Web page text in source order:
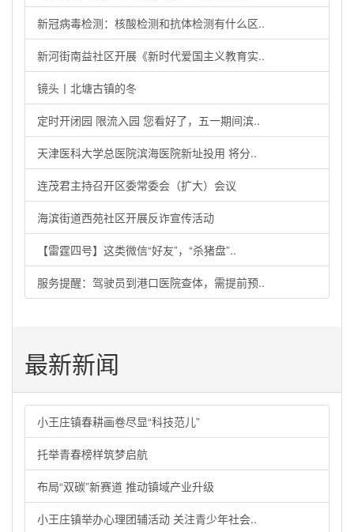
新冠病毒检测：核酸检测和抗体检测有什么区..
新河街南益社区开展《新时代爱国主义教育实..
镜头丨北塘古镇的冬
定时开闭园 限流入园 您看好了，五一期间滨..
天津医科大学总医院滨海医院新址投用 将分..
连茂君主持召开区委常委会（扩大）会议
海滨街道西苑社区开展反诈宣传活动
【雷霆四号】这类微信“好友”，“杀猪盘”..
服务提醒：驾驶员到港口医院查体，需提前预..
最新新闻
小王庄镇春耕画卷尽显“科技范儿”
托举青春榜样筑梦启航
布局“双碳”新赛道 推动镇域产业升级
小王庄镇举办心理团辅活动 关注青少年社会..